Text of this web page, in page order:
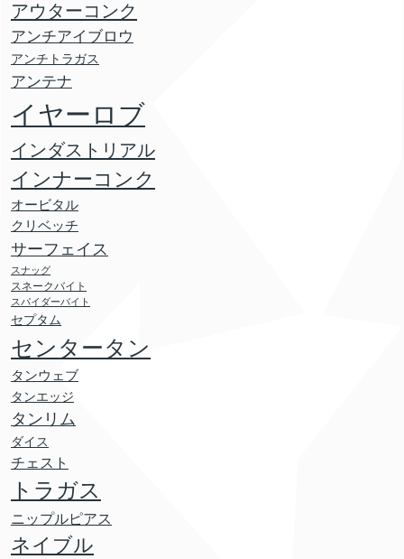
アウターコンク
アンチアイブロウ
アンチトラガス
アンテナ
イヤーロブ
インダストリアル
インナーコンク
オービタル
クリベッチ
サーフェイス
スナッグ
スネークバイト
スパイダーバイト
セプタム
センタータン
タンウェブ
タンエッジ
タンリム
ダイス
チェスト
トラガス
ニップルピアス
ネイブル